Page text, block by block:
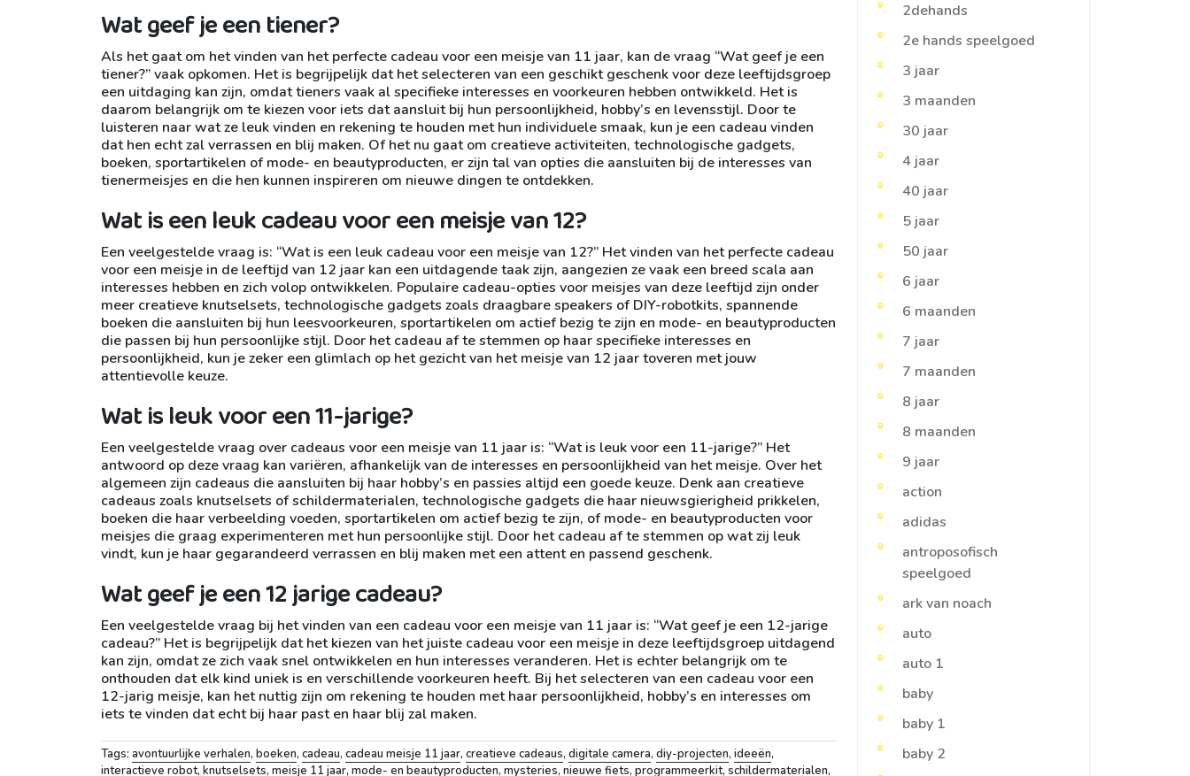
Wat geef je een tiener?
Als het gaat om het vinden van het perfecte cadeau voor een meisje van 11 jaar, kan de vraag “Wat geef je een
tiener?” vaak opkomen. Het is begrijpelijk dat het selecteren van een geschikt geschenk voor deze leeftijdsgroep
een uitdaging kan zijn, omdat tieners vaak al specifieke interesses en voorkeuren hebben ontwikkeld. Het is
daarom belangrijk om te kiezen voor iets dat aansluit bij hun persoonlijkheid, hobby’s en levensstijl. Door te
luisteren naar wat ze leuk vinden en rekening te houden met hun individuele smaak, kun je een cadeau vinden
dat hen echt zal verrassen en blij maken. Of het nu gaat om creatieve activiteiten, technologische gadgets,
boeken, sportartikelen of mode- en beautyproducten, er zijn tal van opties die aansluiten bij de interesses van
tienermeisjes en die hen kunnen inspireren om nieuwe dingen te ontdekken.
Wat is een leuk cadeau voor een meisje van 12?
Een veelgestelde vraag is: “Wat is een leuk cadeau voor een meisje van 12?” Het vinden van het perfecte cadeau
voor een meisje in de leeftijd van 12 jaar kan een uitdagende taak zijn, aangezien ze vaak een breed scala aan
interesses hebben en zich volop ontwikkelen. Populaire cadeau-opties voor meisjes van deze leeftijd zijn onder
meer creatieve knutselsets, technologische gadgets zoals draagbare speakers of DIY-robotkits, spannende
boeken die aansluiten bij hun leesvoorkeuren, sportartikelen om actief bezig te zijn en mode- en beautyproducten
die passen bij hun persoonlijke stijl. Door het cadeau af te stemmen op haar specifieke interesses en
persoonlijkheid, kun je zeker een glimlach op het gezicht van het meisje van 12 jaar toveren met jouw
attentievolle keuze.
Wat is leuk voor een 11-jarige?
Een veelgestelde vraag over cadeaus voor een meisje van 11 jaar is: “Wat is leuk voor een 11-jarige?” Het
antwoord op deze vraag kan variëren, afhankelijk van de interesses en persoonlijkheid van het meisje. Over het
algemeen zijn cadeaus die aansluiten bij haar hobby’s en passies altijd een goede keuze. Denk aan creatieve
cadeaus zoals knutselsets of schildermaterialen, technologische gadgets die haar nieuwsgierigheid prikkelen,
boeken die haar verbeelding voeden, sportartikelen om actief bezig te zijn, of mode- en beautyproducten voor
meisjes die graag experimenteren met hun persoonlijke stijl. Door het cadeau af te stemmen op wat zij leuk
vindt, kun je haar gegarandeerd verrassen en blij maken met een attent en passend geschenk.
Wat geef je een 12 jarige cadeau?
Een veelgestelde vraag bij het vinden van een cadeau voor een meisje van 11 jaar is: “Wat geef je een 12-jarige
cadeau?” Het is begrijpelijk dat het kiezen van het juiste cadeau voor een meisje in deze leeftijdsgroep uitdagend
kan zijn, omdat ze zich vaak snel ontwikkelen en hun interesses veranderen. Het is echter belangrijk om te
onthouden dat elk kind uniek is en verschillende voorkeuren heeft. Bij het selecteren van een cadeau voor een
12-jarig meisje, kan het nuttig zijn om rekening te houden met haar persoonlijkheid, hobby’s en interesses om
iets te vinden dat echt bij haar past en haar blij zal maken.
Tags: avontuurlijke verhalen, boeken, cadeau, cadeau meisje 11 jaar, creatieve cadeaus, digitale camera, diy-projecten, ideeën,
interactieve robot, knutselsets, meisje 11 jaar, mode- en beautyproducten, mysteries, nieuwe fiets, programmeerkit, schildermaterialen,
2dehands
2e hands speelgoed
3 jaar
3 maanden
30 jaar
4 jaar
40 jaar
5 jaar
50 jaar
6 jaar
6 maanden
7 jaar
7 maanden
8 jaar
8 maanden
9 jaar
action
adidas
antroposofisch
speelgoed
ark van noach
auto
auto 1
baby
baby 1
baby 2